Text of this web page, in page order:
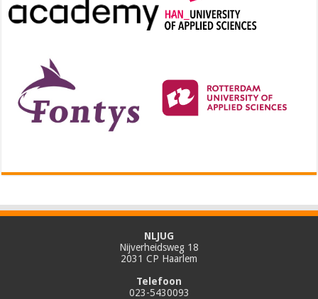
NLJUG
Nijverheidsweg 18
2031 CP Haarlem
Telefoon
023-5430093